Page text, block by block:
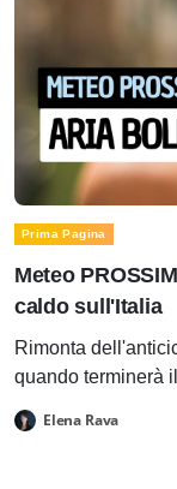
Prima Pagina
Meteo
caldo sull'Italia
Rimonta
quando terminerà
Elena Rava